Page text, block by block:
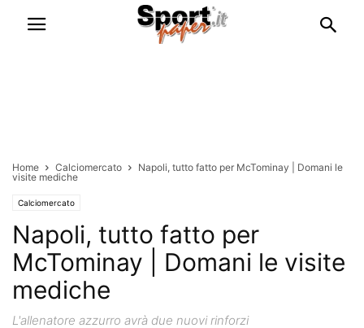
Home Calciomercato
Napoli, tutto fatto per McTominay | Domani le
visite mediche
Calciomercato
Napoli, tutto fatto per
McTominay | Domani le visite
mediche
L'allenatore azzurro avrà due nuovi rinforzi